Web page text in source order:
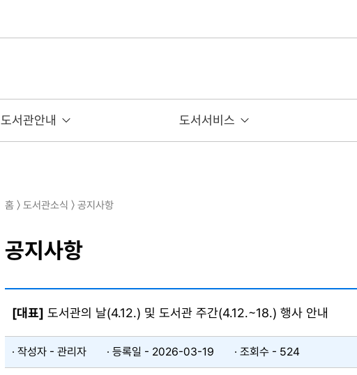
도서관안내 도서서비스
홈 〉 도서관소식 〉 공지사항
공지사항
[대표] 도서관의 날(4.12.) 및 도서관 주간(4.12.~18.) 행사 안내
작성자 - 관리자 등록일 - 2026-03-19​ 조회수 - 524